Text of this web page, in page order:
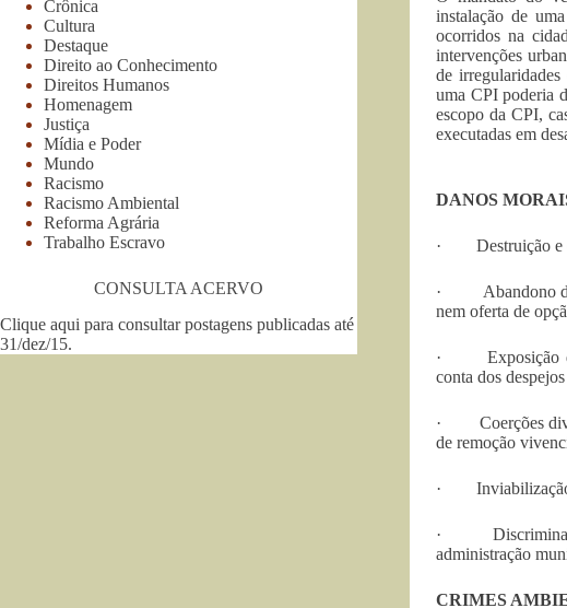
instalação de
ocorridos na
intervenções
de
uma CPI poderia
escopo da CPI,
executadas em
DANOS
· Destruição e
· Abandono de
nem oferta de
· Exposição de
conta dos
· Coerções
de remoção
· Inviabilização
· Discriminação
administração
CRIMES
Crônica
Cultura
Destaque
Direito ao Conhecimento
Direitos Humanos
Homenagem
Justiça
Mídia e Poder
Mundo
Racismo
Racismo Ambiental
Reforma Agrária
Trabalho Escravo
CONSULTA ACERVO
Clique aqui para consultar postagens publicadas até
31/dez/15.